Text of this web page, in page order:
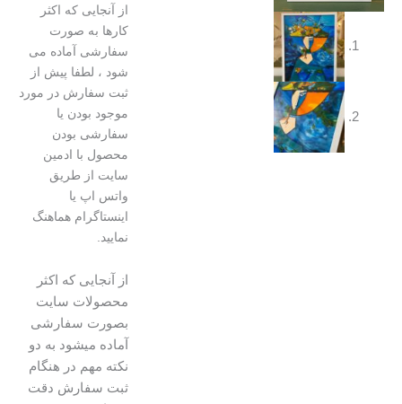
از آنجایی که اکثر
کارها به صورت
سفارشی آماده می
شود ، لطفا پیش از
ثبت سفارش در مورد
موجود بودن یا
سفارشی بودن
محصول با ادمین
سایت از طریق
واتس اپ یا
اینستاگرام هماهنگ
نمایید.
از آنجایی که اکثر
محصولات سایت
بصورت سفارشی
آماده میشود به دو
نکته مهم در هنگام
ثبت سفارش دقت